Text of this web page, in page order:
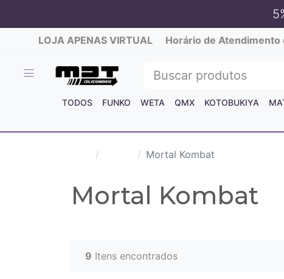
LOJA APENAS VIRTUAL Horário de Atendimento
TODOS FUNKO WETA QMX KOTOBUKIYA
Mortal Kombat
Mortal Kombat
9 Itens encontrados